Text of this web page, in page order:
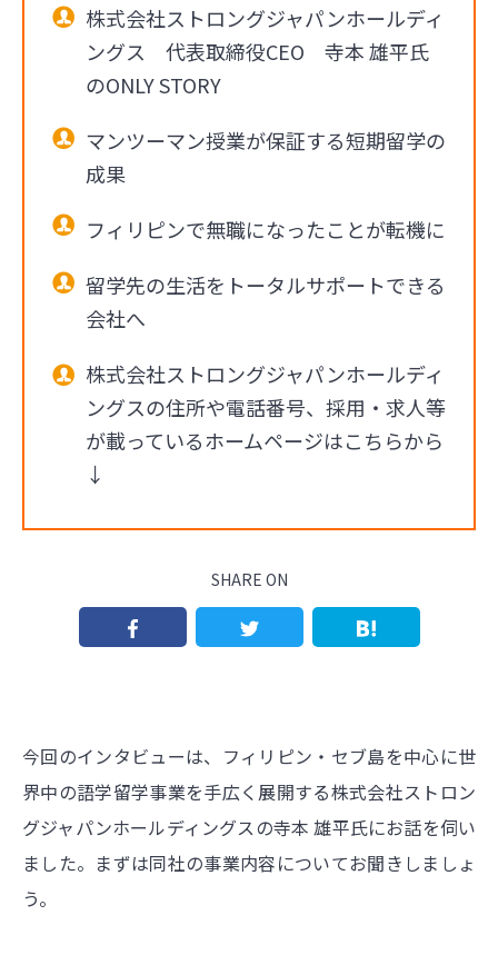
株式会社ストロングジャパンホールディ
ングス 代表取締役CEO 寺本 雄平氏
のONLY STORY
マンツーマン授業が保証する短期留学の
成果
フィリピンで無職になったことが転機に
留学先の生活をトータルサポートできる
会社へ
株式会社ストロングジャパンホールディ
ングスの住所や電話番号、採用・求人等
が載っているホームページはこちらから
↓
SHARE ON
今回のインタビューは、フィリピン・セブ島を中心に世
界中の語学留学事業を手広く展開する株式会社ストロン
グジャパンホールディングスの寺本 雄平氏にお話を伺い
ました。まずは同社の事業内容についてお聞きしましょ
う。